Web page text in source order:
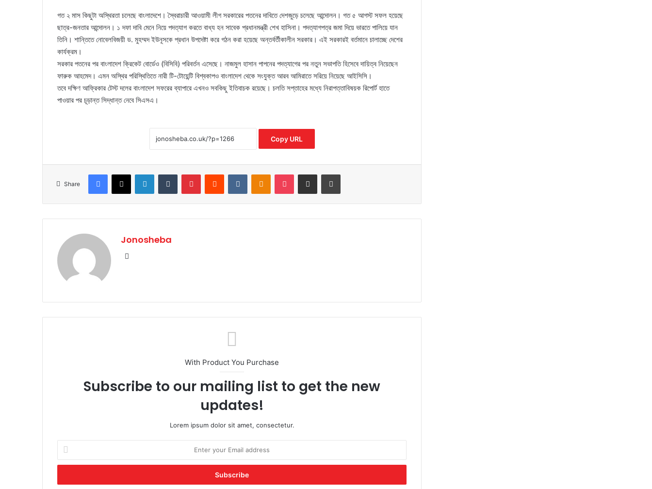
গত ২ মাস কিছুটা অস্থিরতা চলেছে বাংলাদেশে। স্বৈরাচারী আওয়ামী লীগ সরকারের পতনের দাবিতে দেশজুড়ে চলেছে আন্দোলন। গত ৫ আগস্ট সফল হয়েছে
ছাত্র-জনতার আন্দোলন। ১ দফা দাবি মেনে নিয়ে পদত্যাগ করতে বাধ্য হন সাবেক প্রধানমন্ত্রী শেখ হাসিনা। পদত্যাগপত্র জমা দিয়ে ভারতে পালিয়ে যান
তিনি। শান্তিতে নোবেলবিজয়ী ড. মুহম্মদ ইউনূসকে প্রধান উপদেষ্টা করে গঠন করা হয়েছে অন্তর্বর্তীকালীন সরকার। এই সরকারই বর্তমানে চালাচ্ছে দেশের
কার্যক্রম।
সরকার পতনের পর বাংলাদেশ ক্রিকেট বোর্ডেও (বিসিবি) পরিবর্তন এসেছে। নাজমুল হাসান পাপনের পদত্যাগের পর নতুন সভাপতি হিসেবে দায়িত্ব নিয়েছেন
ফারুক আহমেদ। এমন অস্থির পরিস্থিতিতে নারী টি-টোয়েন্টি বিশ্বকাপও বাংলাদেশ থেকে সংযুক্ত আরব আমিরাতে সরিয়ে নিয়েছে আইসিসি।
তবে দক্ষিণ আফ্রিকার টেস্ট দলের বাংলাদেশ সফরের ব্যাপারে এখনও সবকিছু ইতিবাচক রয়েছে। চলতি সপ্তাহের মধ্যে নিরাপত্তাবিষয়ক রিপোর্ট হাতে
পাওয়ার পর চূড়ান্ত সিদ্ধান্ত নেবে সিএসএ।
Copy URL
Share
Facebook
X LinkedInTumblr PinterestReddit VKontakteOdnoklassniki
Pocket Share via Email Print
Jonosheba
With Product You Purchase
Subscribe to our mailing list to get the new
updates!
Lorem ipsum dolor sit amet, consectetur.
your
Email